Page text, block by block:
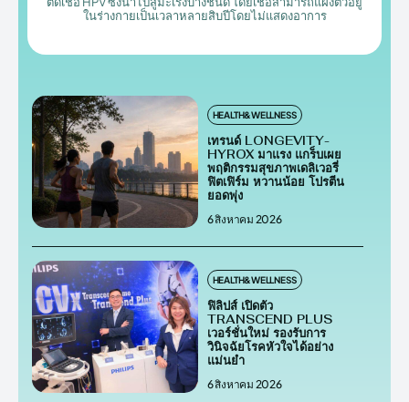
ในร่างกายเป็นเวลาหลายสิบปีโดยไม่แสดงอาการ
HEALTH&WELLNESS
เทรนด์ LONGEVITY-
HYROX มาแรง แกร็บเผย
พฤติกรรมสุขภาพเดลิเวอรี่
ฟิตเฟิร์ม หวานน้อย โปรตีน
ยอดพุ่ง
6 สิงหาคม 2026
HEALTH&WELLNESS
ฟิลิปส์ เปิดตัว
TRANSCEND PLUS
เวอร์ชั่นใหม่ รองรับการ
วินิจฉัยโรคหัวใจได้อย่าง
แม่นยำ
6 สิงหาคม 2026